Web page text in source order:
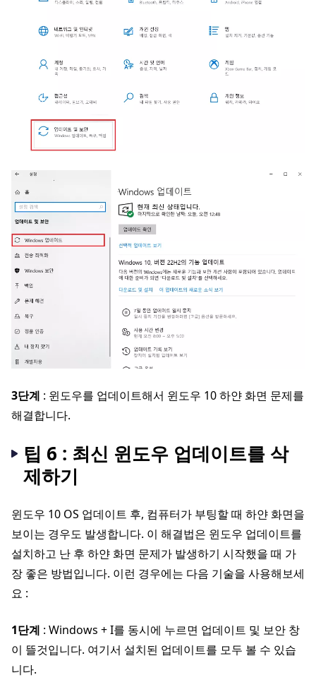
3단계 : 윈도우를 업데이트해서 윈도우 10 하얀 화면 문제를
해결합니다.
팁 6 : 최신 윈도우 업데이트를 삭
제하기
윈도우 10 OS 업데이트 후, 컴퓨터가 부팅할 때 하얀 화면을
보이는 경우도 발생합니다. 이 해결법은 윈도우 업데이트를
설치하고 난 후 하얀 화면 문제가 발생하기 시작했을 때 가
장 좋은 방법입니다. 이런 경우에는 다음 기술을 사용해보세
요 :
1단계 : Windows + I를 동시에 누르면 업데이트 및 보안 창
이 뜰것입니다. 여기서 설치된 업데이트를 모두 볼 수 있습
니다.